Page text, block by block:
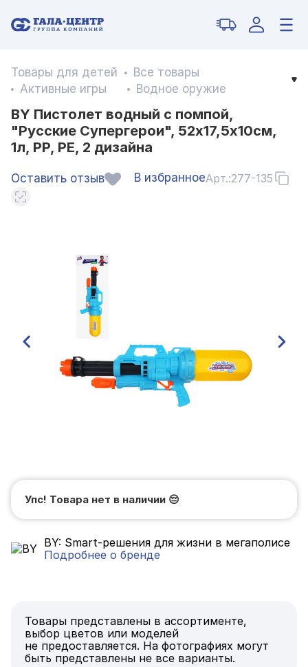
Товары для детей
Все товары
Активные игры
Водное оружие
BY Пистолет водный с помпой,
"Русские Супергерои", 52х17,5х10см,
1л, PP, PE, 2 дизайна
Оставить отзыв В избранноеАрт.:277-135
Упс! Товара нет в наличии 😔
BY: Smart-решения для жизни в мегаполисе
Подробнее о бренде
Товары представлены в ассортименте,
выбор цветов или моделей
не предоставляется. На фотографиях могут
быть представлены не все варианты.